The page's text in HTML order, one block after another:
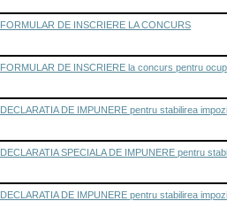
FORMULAR DE INSCRIERE LA CONCURS
FORMULAR DE INSCRIERE la concurs pentru
DECLARATIA DE IMPUNERE pentru stabilirea
DECLARATIA SPECIALA DE IMPUNERE pentru
DECLARATIA DE IMPUNERE pentru stabilirea